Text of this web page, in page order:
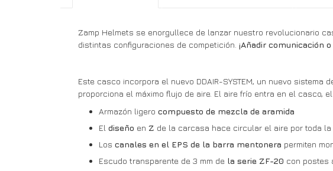
Zamp Helmets se enorgullece de lanzar nuestro revolucionario
distintas configuraciones de competición. ¡Añadir comunicación
Este casco incorpora el nuevo DDAIR-SYSTEM, un nuevo
proporciona el máximo flujo de aire. El aire frío entra en el casco,
Armazón ligero compuesto de mezcla de aramida
El diseño en Z de la carcasa hace circular el aire por toda
Los canales en el EPS de la barra mentonera permiten
Escudo transparente de 3 mm de la serie ZF-20 con postes